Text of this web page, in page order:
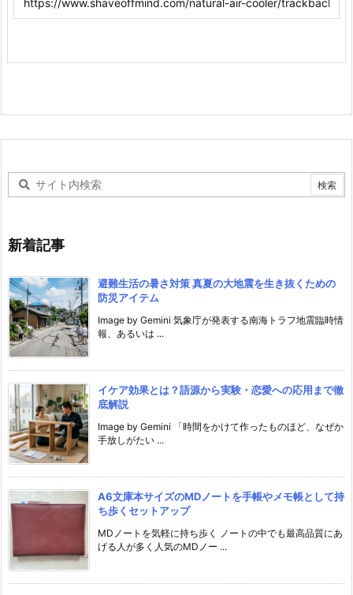
新着記事
避難生活の暑さ対策 真夏の大地震を生き抜くための
防災アイテム
Image by Gemini 気象庁が発表する南海トラフ地震臨時情
報、あるいは ...
イケア効果とは？語源から実験・恋愛への応用まで徹
底解説
Image by Gemini 「時間をかけて作ったものほど、なぜか
手放しがたい ...
A6文庫本サイズのMDノートを手帳やメモ帳として持
ち歩くセットアップ
MDノートを気軽に持ち歩く ノートの中でも最高品質にあ
げる人が多く人気のMDノー ...